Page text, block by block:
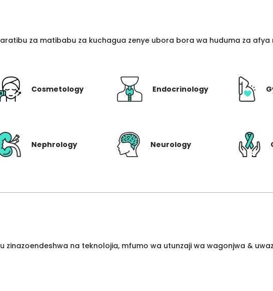
za matibabu za kuchagua zenye ubora bora wa huduma za afya
Cosmetology Endocrinology
Nephrology Neurology
zinazoendeshwa na teknolojia, mfumo wa utunzaji wa wagonjwa &